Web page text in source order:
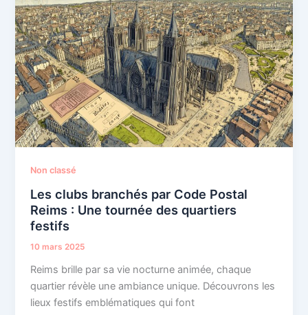
Non classé
Les clubs branchés par Code Postal
Reims : Une tournée des quartiers
festifs
10 mars 2025
Reims brille par sa vie nocturne animée, chaque
quartier révèle une ambiance unique. Découvrons les
lieux festifs emblématiques qui font